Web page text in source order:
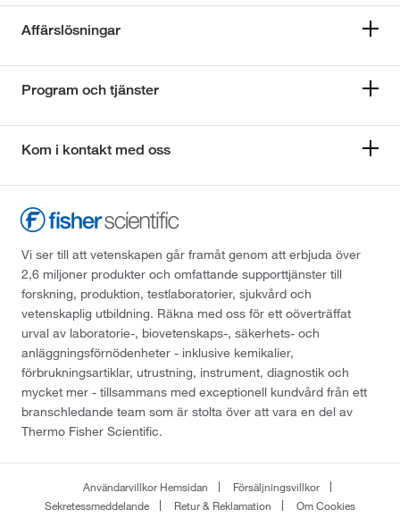
Affärslösningar
Program och tjänster
Kom i kontakt med oss
Vi ser till att vetenskapen går framåt genom att erbjuda över
2,6 miljoner produkter och omfattande supporttjänster till
forskning, produktion, testlaboratorier, sjukvård och
vetenskaplig utbildning. Räkna med oss för ett oöverträffat
urval av laboratorie-, biovetenskaps-, säkerhets- och
anläggningsförnödenheter - inklusive kemikalier,
förbrukningsartiklar, utrustning, instrument, diagnostik och
mycket mer - tillsammans med exceptionell kundvård från ett
branschledande team som är stolta över att vara en del av
Thermo Fisher Scientific.
Användarvillkor Hemsidan
Försäljningsvillkor
Sekretessmeddelande
Retur & Reklamation
Om Cookies